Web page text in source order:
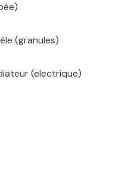
(granules)
(electrique)